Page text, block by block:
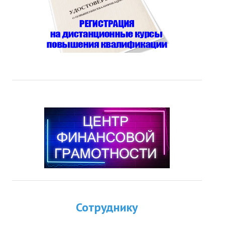
Сотруднику